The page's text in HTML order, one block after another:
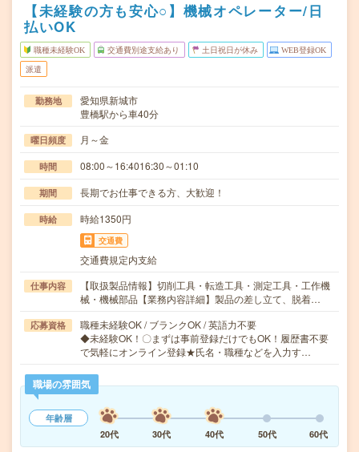
【未経験の方も安心○】機械オペレーター/日
払いOK
職種未経験OK 交通費別途支給あり 土日祝日が休み WEB登録OK
派遣
勤務地
愛知県新城市
豊橋駅から車40分
曜日頻度 月～金
時間 08:00～16:4016:30～01:10
期間 長期でお仕事できる方、大歓迎！
時給 時給1350円
交通費
交通費規定内支給
仕事内容
【取扱製品情報】切削工具・転造工具・測定工具・工作機
械・機械部品【業務内容詳細】製品の差し立て、脱着…
応募資格
職種未経験OK / ブランクOK / 英語力不要
◆未経験OK！〇まずは事前登録だけでもOK！履歴書不要
で気軽にオンライン登録★氏名・職種などを入力す…
職場の雰囲気
年齢層
20代
30代 40代 50代 60代